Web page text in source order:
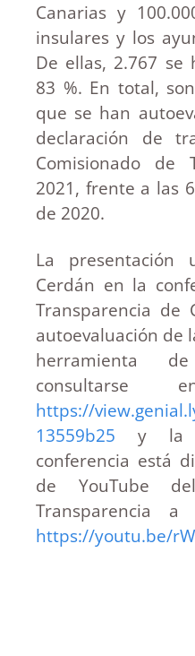
Canarias y
insulares y los
De ellas, 2.767 se
83 %. En total,
que se han
declaración de
Comisionado de
2021, frente a las
de 2020.
La presentación
Cerdán en la
Transparencia de
autoevaluación de
herramienta
https://
13559b25 y la
conferencia está
de YouTube
Transparencia
https://youtu.be/